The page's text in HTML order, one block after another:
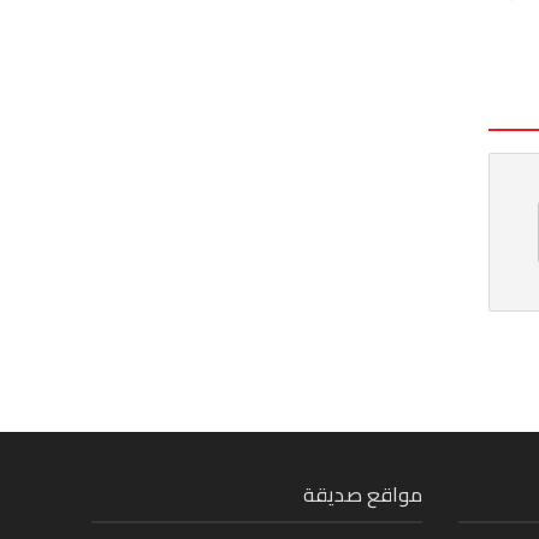
مواقع صديقة